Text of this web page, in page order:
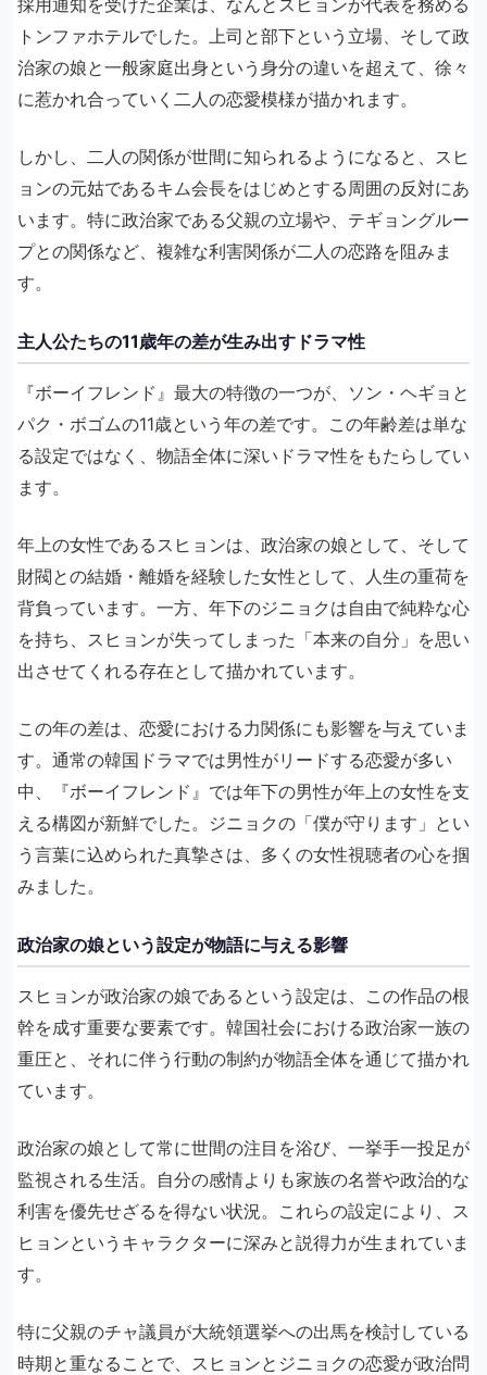
トンファホテルでした。上司と部下という立場、そして政
治家の娘と一般家庭出身という身分の違いを超えて、徐々
に惹かれ合っていく二人の恋愛模様が描かれます。
しかし、二人の関係が世間に知られるようになると、スヒ
ョンの元姑であるキム会長をはじめとする周囲の反対にあ
います。特に政治家である父親の立場や、テギョングルー
プとの関係など、複雑な利害関係が二人の恋路を阻みま
す。
主人公たちの11歳年の差が生み出すドラマ性
『ボーイフレンド』最大の特徴の一つが、ソン・ヘギョと
パク・ボゴムの11歳という年の差です。この年齢差は単な
る設定ではなく、物語全体に深いドラマ性をもたらしてい
ます。
年上の女性であるスヒョンは、政治家の娘として、そして
財閥との結婚・離婚を経験した女性として、人生の重荷を
背負っています。一方、年下のジニョクは自由で純粋な心
を持ち、スヒョンが失ってしまった「本来の自分」を思い
出させてくれる存在として描かれています。
この年の差は、恋愛における力関係にも影響を与えていま
す。通常の韓国ドラマでは男性がリードする恋愛が多い
中、『ボーイフレンド』では年下の男性が年上の女性を支
える構図が新鮮でした。ジニョクの「僕が守ります」とい
う言葉に込められた真摯さは、多くの女性視聴者の心を掴
みました。
政治家の娘という設定が物語に与える影響
スヒョンが政治家の娘であるという設定は、この作品の根
幹を成す重要な要素です。韓国社会における政治家一族の
重圧と、それに伴う行動の制約が物語全体を通じて描かれ
ています。
政治家の娘として常に世間の注目を浴び、一挙手一投足が
監視される生活。自分の感情よりも家族の名誉や政治的な
利害を優先せざるを得ない状況。これらの設定により、ス
ヒョンというキャラクターに深みと説得力が生まれていま
す。
特に父親のチャ議員が大統領選挙への出馬を検討している
時期と重なることで、スヒョンとジニョクの恋愛が政治問